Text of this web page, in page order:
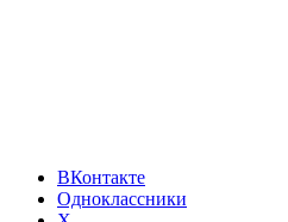
ВКонтакте
Одноклассники